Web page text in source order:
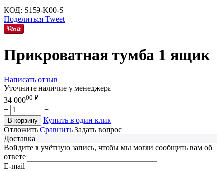
КОД: S159-K00-S
Поделиться Tweet
Прикроватная тумба 1 ящик
Написать отзыв
Уточните наличие у менеджера
34 00000 ₽
+ −
В корзину
Купить в один клик
Отложить Сравнить Задать вопрос
Доставка
Войдите в учётную запись, чтобы мы могли сообщить вам об
ответе
E-mail